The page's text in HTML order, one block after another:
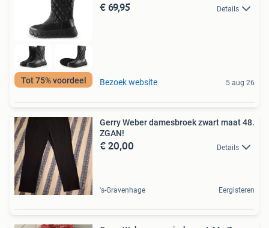
Tot 75% voordeel
€ 69,95 Details
Bezoek website 5 aug 26
Gerry Weber damesbroek zwart maat 48.
ZGAN!
€ 20,00 Details
's-Gravenhage Eergisteren